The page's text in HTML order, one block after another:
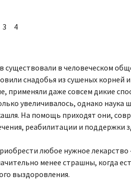
3 4
в человеческом
снадобья из сушеных корней
применяли даже совсем дикие
увеличивалось, однако наука
На помощь приходят они,
реабилитации и поддержки
любое нужное лекарство
менее страшны, когда
выздоровления.